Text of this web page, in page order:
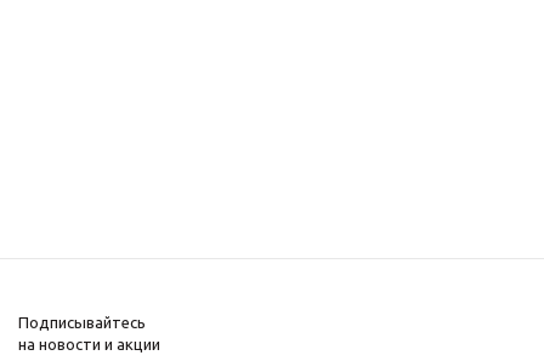
Подписывайтесь
на новости и акции